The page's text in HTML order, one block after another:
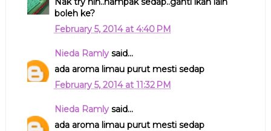
boleh ke?
February 5, 2014 at 4:40 PM
Nieda Ramlysaid...
ada aroma limau purut mesti sedap
February 5, 2014 at 11:32 PM
Nieda Ramlysaid...
ada aroma limau purut mesti sedap